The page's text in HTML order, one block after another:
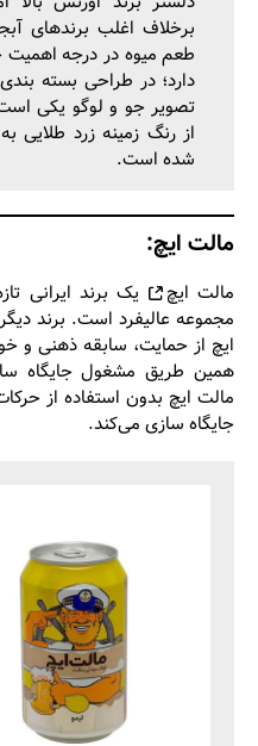
برخلاف اغلب برندهای
طعم میوه در درجه اهمیت
دارد؛ در طراحی بسته
تصویر جو و لوگو یکی
از رنگ زمینه زرد طلایی
شده است.
مالت ایچ:
مالت ایچ
یک برند ایرانی
مجموعه عالیفرد است. برند
ایچ از حمایت، سابقه ذهنی و
همین طریق مشغول
مالت ایچ بدون استفاده از
جایگاه سازی می‌کند.